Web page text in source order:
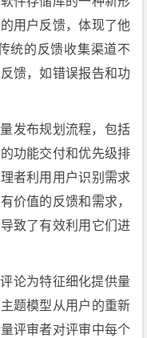
用户反馈，体现了他
统的反馈收集渠道不
馈，如错误报告和功
发布规划流程，包括
功能交付和优先级排
者利用用户识别需求
价值的反馈和需求，
致了有效利用它们进
论为特征细化提供量
题模型从用户的重新
评审者对评审中每个